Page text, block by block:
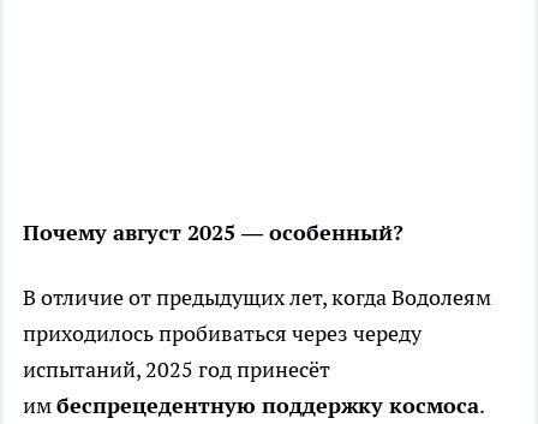
Почему август 2025 — особенный?
В отличие от предыдущих лет, когда Водолеям
приходилось пробиваться через череду
испытаний, 2025 год принесёт
имбеспрецедентную поддержку космоса.